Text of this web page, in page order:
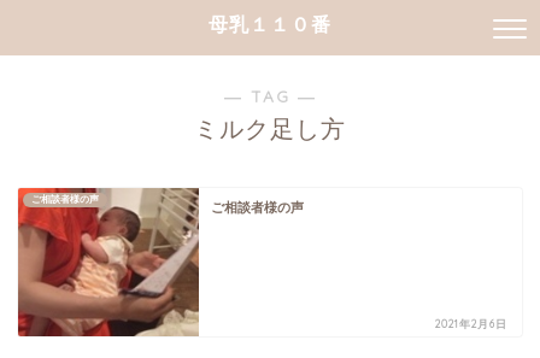
母乳１１０番
― TAG ―
ミルク足し方
ご相談者様の声
ご相談者様の声
2021年2月6日